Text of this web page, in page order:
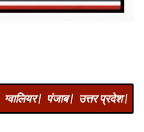
ग्वालियर | पंजाब | उत्तर प्रदेश |